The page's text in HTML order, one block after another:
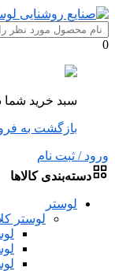
0
سبد خرید
بازگشت به
ورود / ثبت نام
دسته‌بندی کالاها
لوستر
لوستر